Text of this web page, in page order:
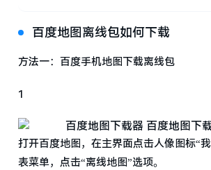
百度地图离线包如何下载
方法一：百度手机地图下载离线包
1
打开百度地图，在主界面点击人像图标“
表菜单，点击“离线地图”选项。